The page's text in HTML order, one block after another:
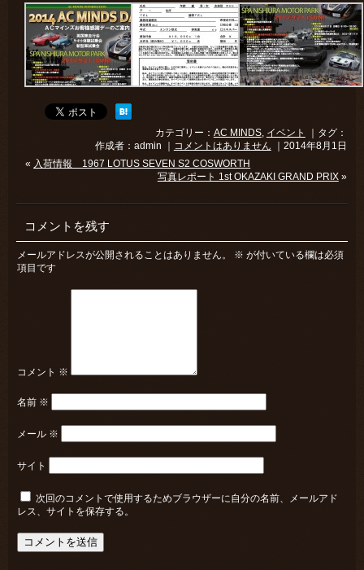
カテゴリー： AC MINDS, イベント
｜タグ：
作成者：admin ｜ コメントはありません ｜2014年8月1日
« 入荷情報 1967 LOTUS SEVEN S2 COSWORTH
写真レポート 1st OKAZAKI GRAND PRIX»
コメントを残す
メールアドレスが公開されることはありません。 ※ が付いている欄は必須
項目です
コメント ※
名前 ※
メール ※
サイト
次回のコメントで使用するためブラウザーに自分の名前、メールアド
レス、サイトを保存する。